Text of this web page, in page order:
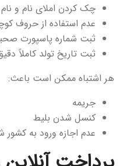
چک کردن املای نام و
عدم استفاده از حروف
ثبت شماره پاسپورت
ثبت تاریخ تولد کاملاً
هر اشتباه ممکن است باعث:
جریمه
کنسل شدن بلیط
عدم اجازه ورود به کشور